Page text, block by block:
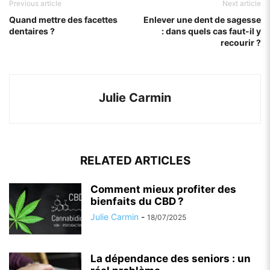
Previous article
Quand mettre des facettes
dentaires ?
Next article
Enlever une dent de sagesse
: dans quels cas faut-il y
recourir ?
Julie Carmin
RELATED ARTICLES
Comment mieux profiter des
bienfaits du CBD ?
Julie Carmin - 18/07/2025
La dépendance des seniors : un